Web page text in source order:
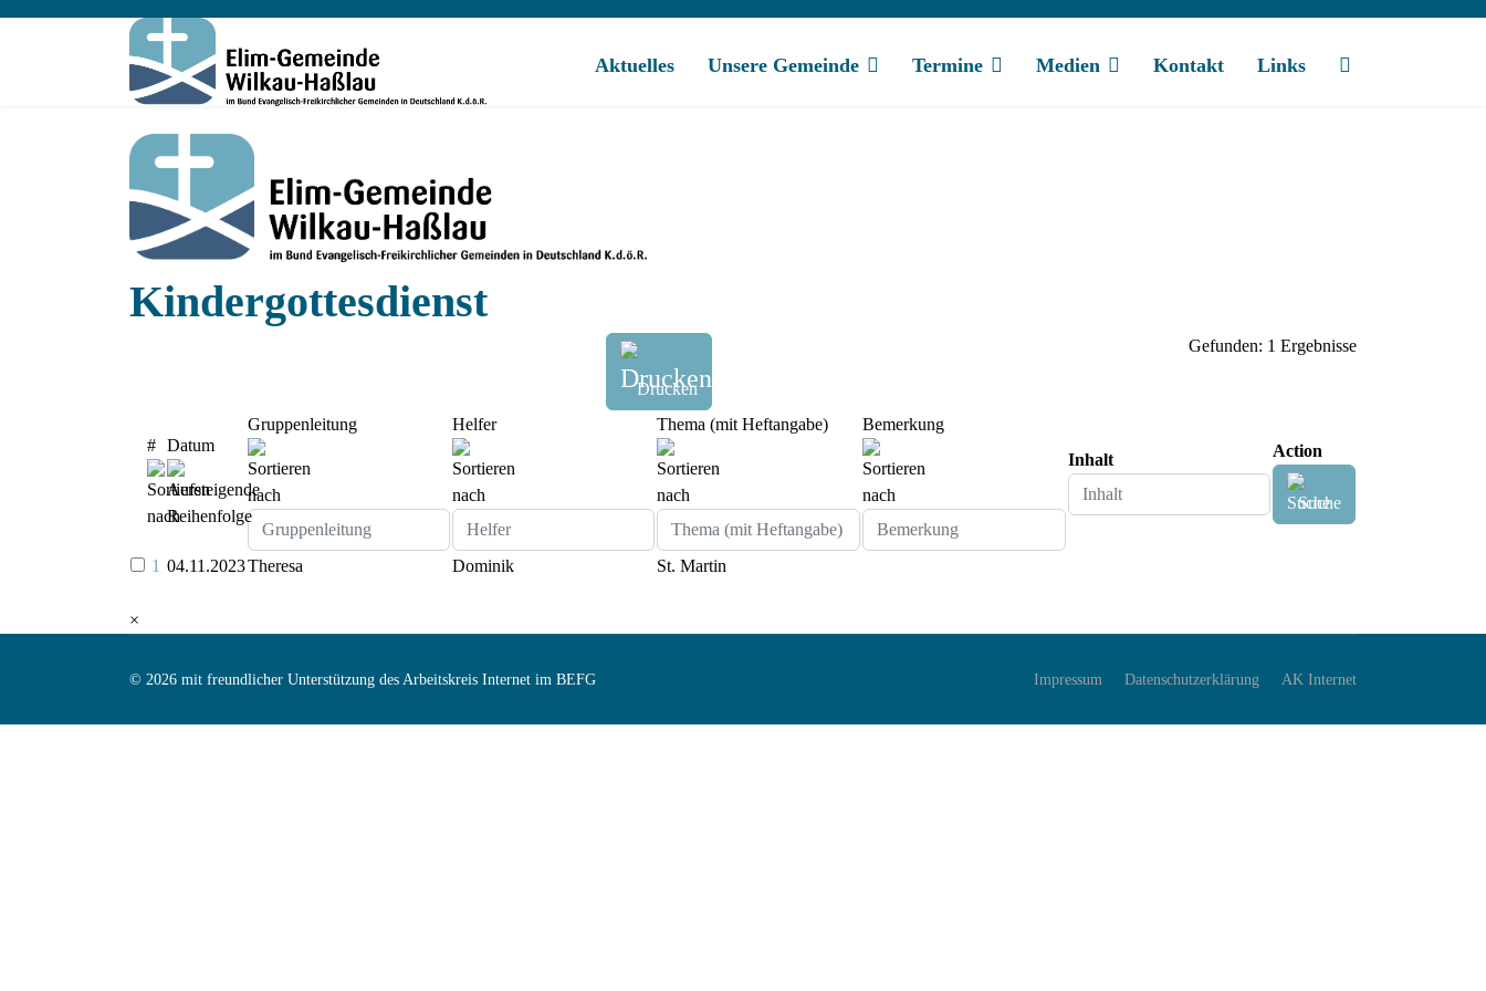
Aktuelles Unsere Gemeinde Termine Medien Kontakt Links
Kindergottesdienst
Gefunden: 1 Ergebnisse
Drucken
# Datum
Gruppenleitung Helfer Thema (mit Heftangabe)
Bemerkung
Inhalt
Action
Suche
1 04.11.2023Theresa Dominik St. Martin
×
© 2026 mit freundlicher Unterstützung des Arbeitskreis Internet im BEFG Impressum Datenschutzerklärung AK Internet